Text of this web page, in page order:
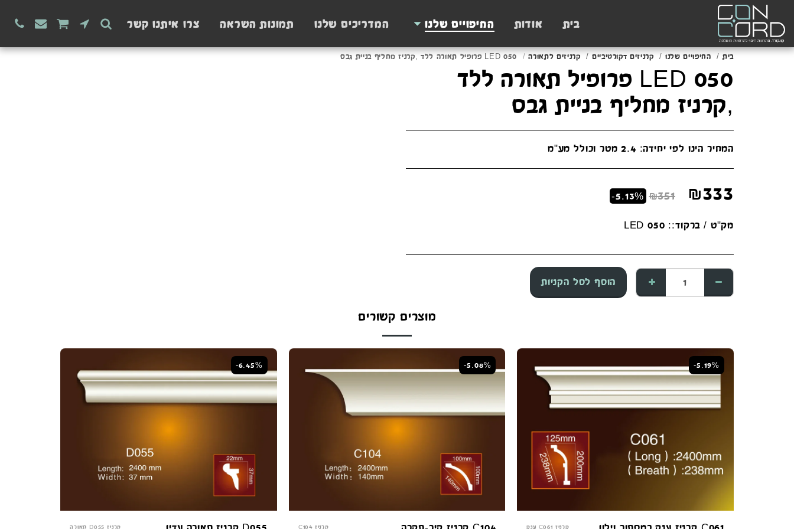
בית אודות החיפויים שלנו המדריכים שלנו תמונות השראה צרו איתנו קשר
בית החיפויים שלנו קרניזים דקורטיביים קרניזים לתאורה LED 050 פרופיל תאורה ללד ,קרניז מחליף בניית גבס
LED 050 פרופיל תאורה ללד
,קרניז מחליף בניית גבס
המחיר הינו לפי יחידה: 2.4 מטר וכולל מע"מ
₪333
₪351
-5.13%
מק"ט / ברקוד:: LED 050
הוסף לסל הקניות
מוצרים קשורים
-5.19%
קרניז C061 ענק
-5.08%
קרניז C104
-6.45%
קרניז D055 תאורה